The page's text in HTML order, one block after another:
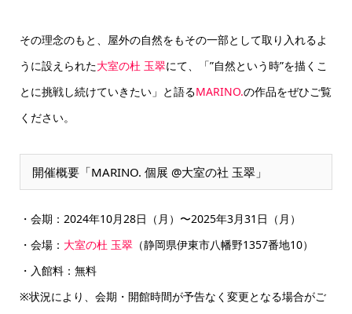
その理念のもと、屋外の自然をもその一部として取り入れるよ
うに設えられた大室の杜 玉翠にて、
「”自然という時”を描くこ
とに挑戦し続けていきたい」と語るMARINO.の作品をぜひご覧
ください。
開催概要「MARINO. 個展 @大室の社 玉翠」
・会期：2024年10月28日（月）〜2025年3月31日（月）
・会場： 大室の杜 玉翠（静岡県伊東市八幡野1357番地10）
・入館料：無料
※状況により、会期・開館時間が予告なく変更となる場合がご